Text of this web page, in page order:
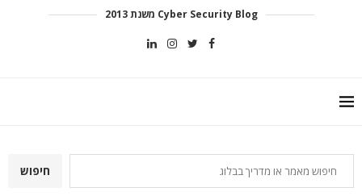
Cyber Security Blog משנת 2013
חיפוש